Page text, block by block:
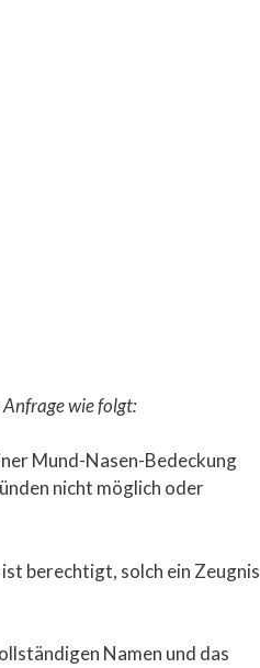
wie folgt:
Mund-Nasen-Bedeckung
nicht möglich oder
berechtigt, solch ein Zeugnis
Namen und das